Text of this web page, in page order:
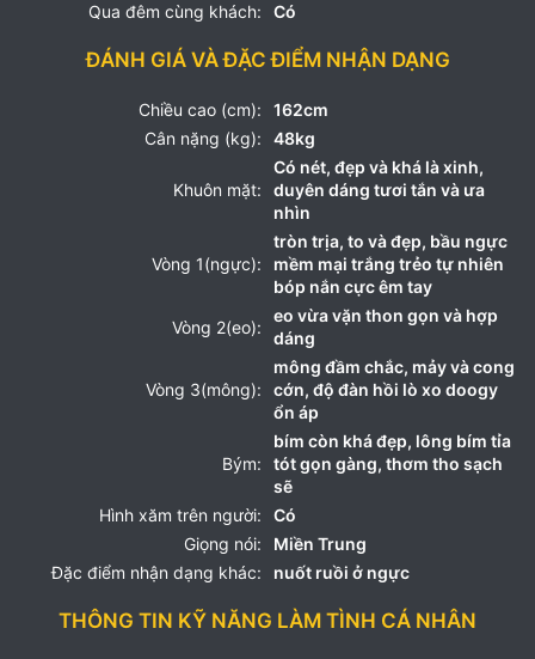
Qua đêm cùng khách:
Có
ĐÁNH GIÁ VÀ ĐẶC ĐIỂM NHẬN DẠNG
Chiều cao (cm):
162cm
Cân nặng (kg):
48kg
Khuôn mặt:
Có nét, đẹp và khá là xinh,
duyên dáng tươi tắn và ưa
nhìn
Vòng 1(ngực):
tròn trịa, to và đẹp, bầu ngực
mềm mại trắng trẻo tự nhiên
bóp nắn cực êm tay
Vòng 2(eo):
eo vừa vặn thon gọn và hợp
dáng
Vòng 3(mông):
mông đầm chắc, mảy và cong
cớn, độ đàn hồi lò xo doogy
ổn áp
Bým:
bím còn khá đẹp, lông bím tỉa
tót gọn gàng, thơm tho sạch
sẽ
Hình xăm trên người:
Có
Giọng nói:
Miền Trung
Đặc điểm nhận dạng khác:
nuốt ruồi ở ngực
THÔNG TIN KỸ NĂNG LÀM TÌNH CÁ NHÂN